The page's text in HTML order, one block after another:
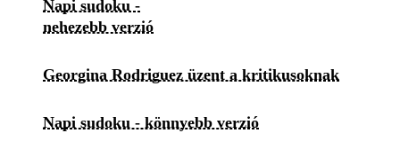
Napi sudoku -
nehezebb verzió
Georgina Rodriguez üzent a kritikusoknak
Napi sudoku - könnyebb verzió